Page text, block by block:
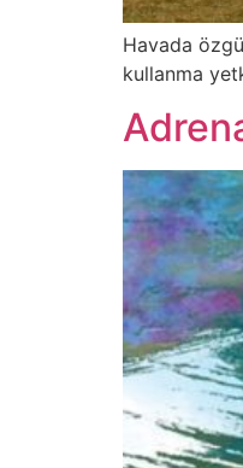
Havada
kullanma